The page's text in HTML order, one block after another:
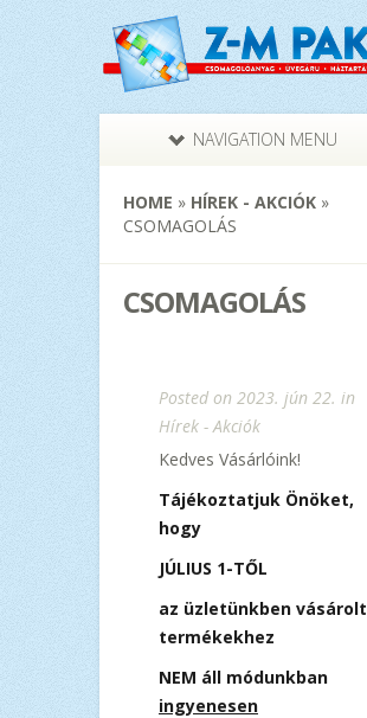
NAVIGATION MENU
HOME » HÍREK - AKCIÓK »
CSOMAGOLÁS
CSOMAGOLÁS
Posted on 2023. jún 22. in
Hírek - Akciók
Kedves Vásárlóink!
Tájékoztatjuk Önöket,
hogy
JÚLIUS 1-TŐL
az üzletünkben vásárolt
termékekhez
NEM áll módunkban
ingyenesen